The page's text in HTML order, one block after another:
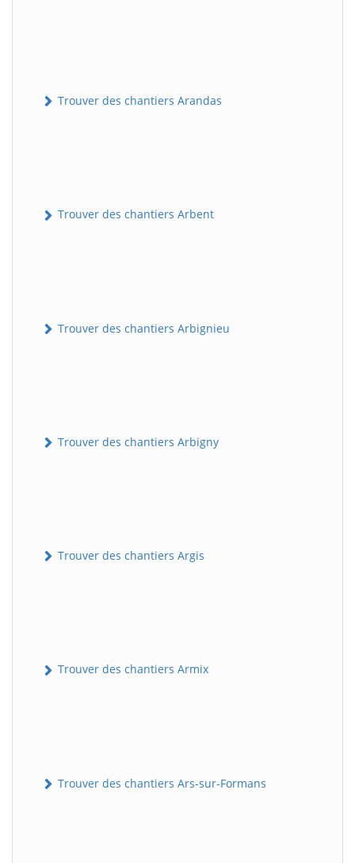
Trouver des chantiers Arandas
Trouver des chantiers Arbent
Trouver des chantiers Arbignieu
Trouver des chantiers Arbigny
Trouver des chantiers Argis
Trouver des chantiers Armix
Trouver des chantiers Ars-sur-Formans